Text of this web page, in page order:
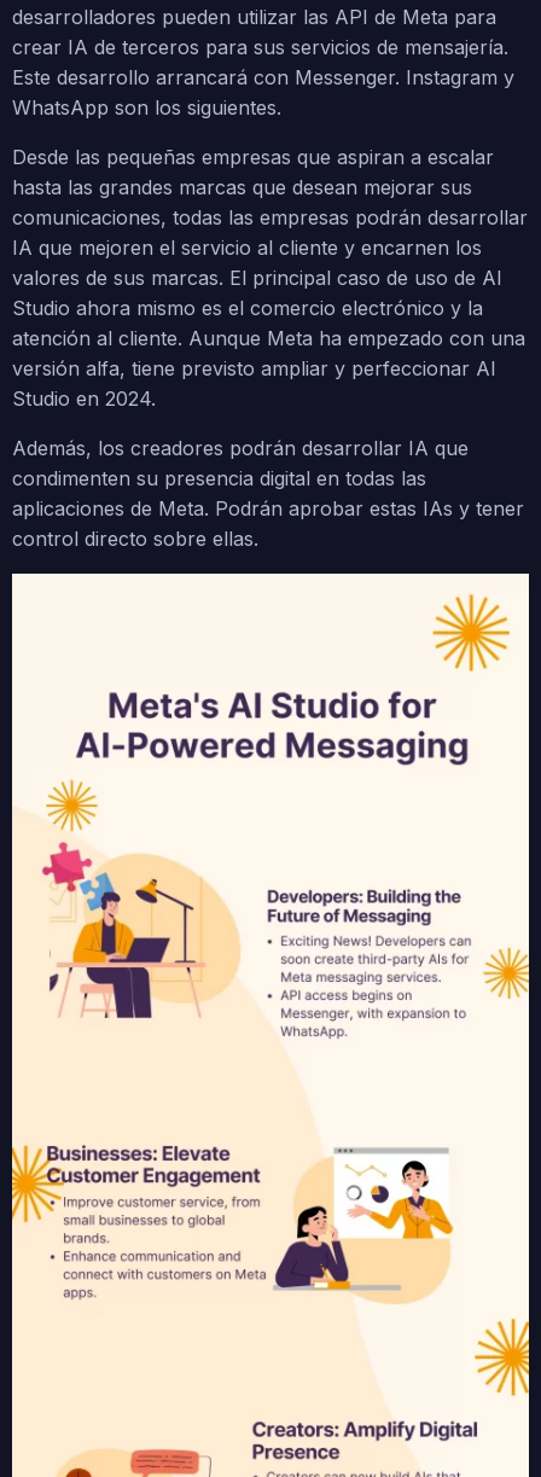
desarrolladores pueden utilizar las API de Meta para
crear IA de terceros para sus servicios de mensajería.
Este desarrollo arrancará con Messenger. Instagram y
WhatsApp son los siguientes.
Desde las pequeñas empresas que aspiran a escalar
hasta las grandes marcas que desean mejorar sus
comunicaciones, todas las empresas podrán desarrollar
IA que mejoren el servicio al cliente y encarnen los
valores de sus marcas. El principal caso de uso de AI
Studio ahora mismo es el comercio electrónico y la
atención al cliente. Aunque Meta ha empezado con una
versión alfa, tiene previsto ampliar y perfeccionar AI
Studio en 2024.
Además, los creadores podrán desarrollar IA que
condimenten su presencia digital en todas las
aplicaciones de Meta. Podrán aprobar estas IAs y tener
control directo sobre ellas.